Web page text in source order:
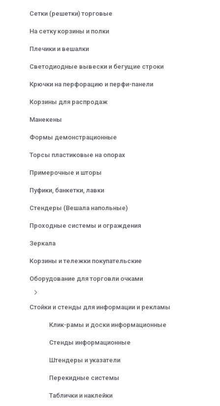
Сетки (решетки) торговые
На сетку корзины и полки
Плечики и вешалки
Светодиодные вывески и бегущие строки
Крючки на перфорацию и перфи-панели
Корзины для распродаж
Манекены
Формы демонстрационные
Торсы пластиковые на опорах
Примерочные и шторы
Пуфики, банкетки, лавки
Стендеры (Вешала напольные)
Проходные системы и ограждения
Зеркала
Корзины и тележки покупательские
Оборудование для торговли очками
Стойки и стенды для информации и рекламы
Клик-рамы и доски информационные
Стенды информационные
Штендеры и указатели
Перекидные системы
Таблички и наклейки